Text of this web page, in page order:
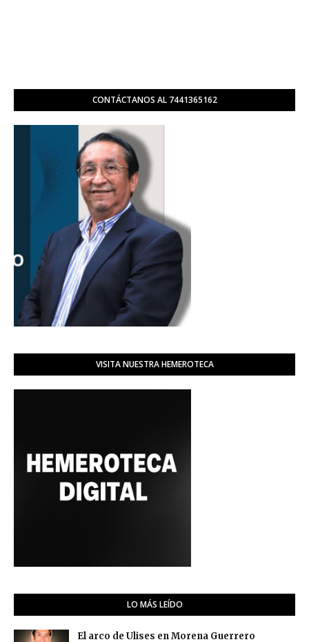
CONTÁCTANOS AL 7441365162
VISITA NUESTRA HEMEROTECA
LO MÁS LEÍDO
El arco de Ulises en Morena Guerrero